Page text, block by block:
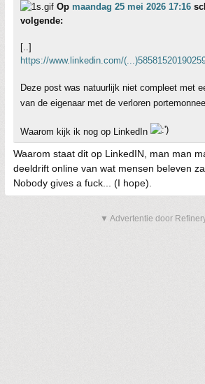
Op maandag 25 mei 2026 17:16
volgende:
[..]
https://www.linkedin.com/
Deze post was natuurlijk niet compleet met
van de eigenaar met de verloren
Waarom kijk ik nog op LinkedIn
Waarom staat dit op LinkedIN, man man
deeldrift online van wat mensen beleven
Nobody gives a fuck... (I hope).
▼ Advertentie door